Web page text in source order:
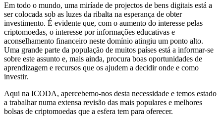
Em todo o mundo, uma miríade de projectos de bens digitais está a
ser colocada sob as luzes da ribalta na esperança de obter
investimento. É evidente que, com o aumento do interesse pelas
criptomoedas, o interesse por informações educativas e
aconselhamento financeiro neste domínio atingiu um ponto alto.
Uma grande parte da população de muitos países está a informar-se
sobre este assunto e, mais ainda, procura boas oportunidades de
aprendizagem e recursos que os ajudem a decidir onde e como
investir.
Aqui na ICODA, apercebemo-nos desta necessidade e temos estado
a trabalhar numa extensa revisão das mais populares e melhores
bolsas de criptomoedas que a esfera tem para oferecer.